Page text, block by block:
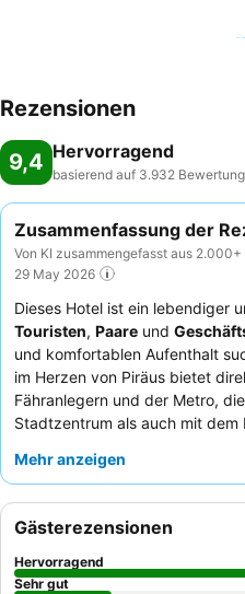
Rezensionen
9,4 Hervorragend
basierend auf 3.932
Zusammenfassung der
Von KI zusammengefasst aus
29 May 2026
Dieses Hotel ist ein lebendiger
Touristen, Paare und
und komfortablen Aufenthalt
im Herzen von Piräus bietet
Fähranlegern und der Metro,
Stadtzentrum als auch mit
außergewöhnlich bequemen
außergewöhnliche Personal
frisch zubereiteten Speisen. Für
sich, ein Zimmer zur Hofseite zu
Mehr anzeigen
Gästerezensionen
Hervorragend
Sehr gut